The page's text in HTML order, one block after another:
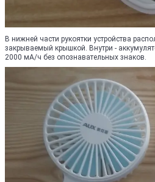
В нижней части рукоятки устройства
закрываемый крышкой. Внутри -
2000 мА/ч без опознавательных знаков.